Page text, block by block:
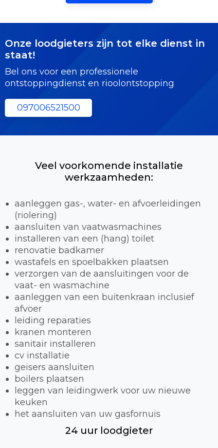
Onze loodgieters zijn tot elke dienst in
staat!
Bel ons voor een professionele
ontstoppingdienst en rioolontstopping
097006521500
Veel voorkomende installatie
werkzaamheden:
aanleggen gas-, water- en afvoerleidingen
(riolering)
aansluiten van vaatwasmachines
installeren van een (hang) toilet
renovatie badkamer
wastafels en spoelbakken plaatsen
verzorgen van de aansluitingen voor de
vaat- en wasmachine
aanleggen van een buitenkraan inclusief
afvoer
leiding reparaties
kranen monteren
sanitair installeren
cv installatie
geisers aansluiten
boilers plaatsen
leggen van leidingwerk voor uw nieuwe
keuken
het aansluiten van uw gasfornuis
24 uur loodgieter